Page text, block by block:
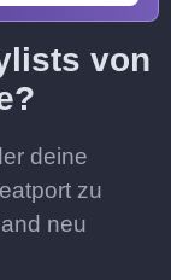
von
deine
zu
neu